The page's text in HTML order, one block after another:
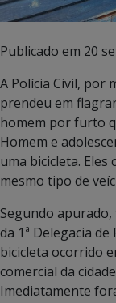
Publicado em 20
A Polícia Civil, por
prendeu em
homem por furto
Homem e
uma bicicleta.
mesmo tipo de
Segundo
da 1ª Delegacia
bicicleta ocorrido
comercial da
Imediatamente